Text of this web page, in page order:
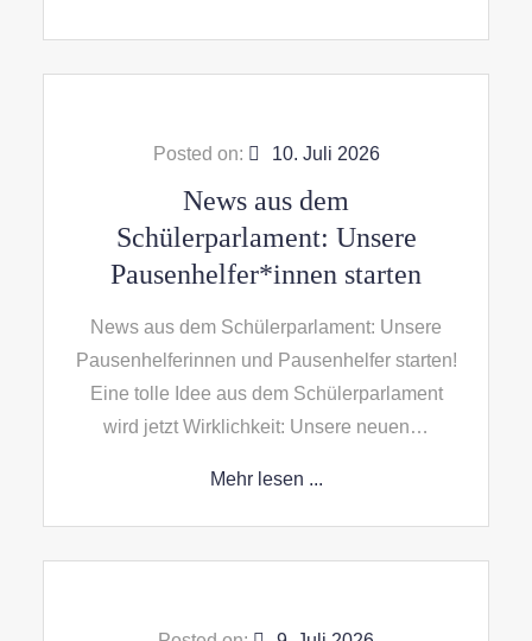
Posted on: 10. Juli 2026
News aus dem
Schülerparlament: Unsere
Pausenhelfer*innen starten
News aus dem Schülerparlament: Unsere
Pausenhelferinnen und Pausenhelfer starten!
Eine tolle Idee aus dem Schülerparlament
wird jetzt Wirklichkeit: Unsere neuen…
Mehr lesen ...